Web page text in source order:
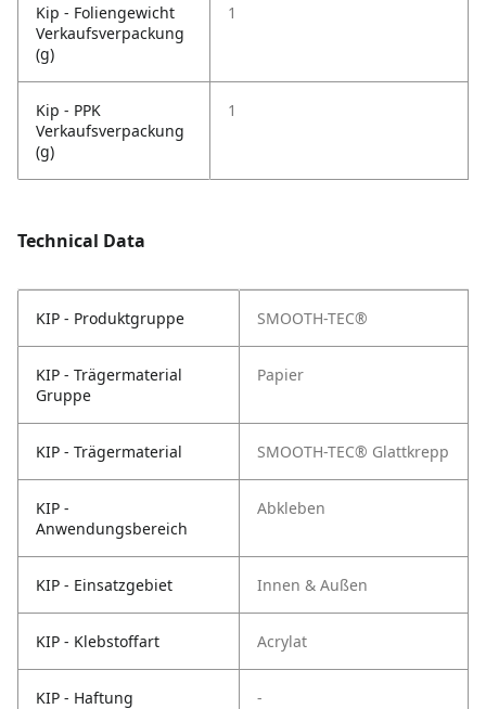
Kip - Foliengewicht
Verkaufsverpackung
(g)
1
Kip - PPK
Verkaufsverpackung
(g)
1
Technical Data
KIP - Produktgruppe SMOOTH-TEC®
KIP - Trägermaterial
Gruppe
Papier
KIP - Trägermaterial SMOOTH-TEC® Glattkrepp
KIP -
Anwendungsbereich
Abkleben
KIP - Einsatzgebiet Innen & Außen
KIP - Klebstoffart Acrylat
KIP - Haftung -